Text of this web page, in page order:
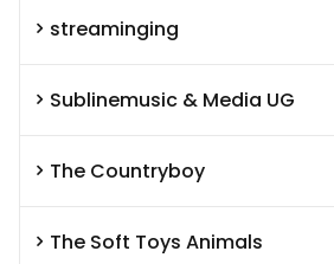
streaminging
Sublinemusic & Media UG
The Countryboy
The Soft Toys Animals